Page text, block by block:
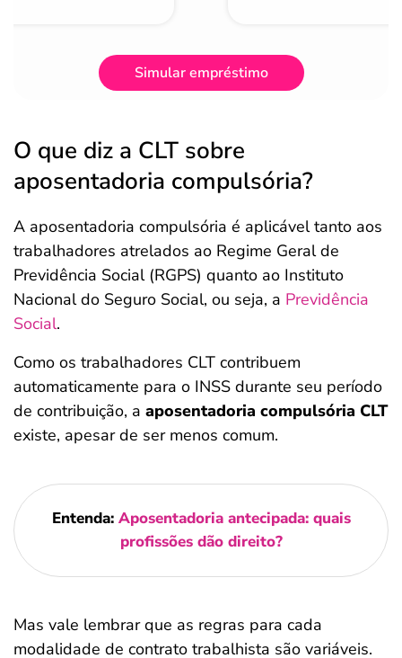
Simular empréstimo
O que diz a CLT sobre
aposentadoria compulsória?
A aposentadoria compulsória é aplicável tanto aos
trabalhadores atrelados ao Regime Geral de
Previdência Social (RGPS) quanto ao Instituto
Nacional do Seguro Social, ou seja, a Previdência
Social.
Como os trabalhadores CLT contribuem
automaticamente para o INSS durante seu período
de contribuição, a aposentadoria compulsória CLT
existe, apesar de ser menos comum.
Entenda: Aposentadoria antecipada: quais
profissões dão direito?
Mas vale lembrar que as regras para cada
modalidade de contrato trabalhista são variáveis.